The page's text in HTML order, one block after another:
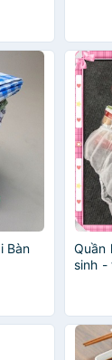
Bàn
Quần
sinh -